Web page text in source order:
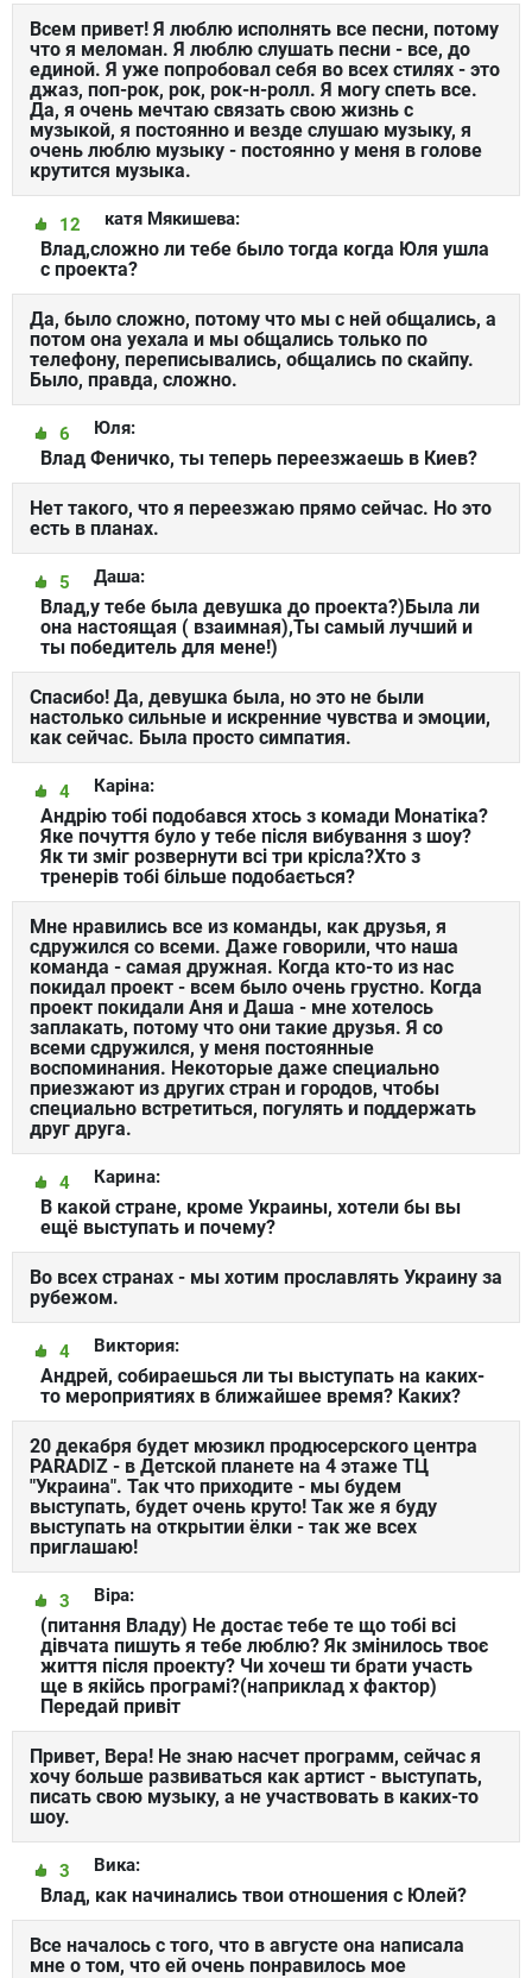
Всем привет! Я люблю исполнять все песни, потому
что я меломан. Я люблю слушать песни - все, до
единой. Я уже попробовал себя во всех стилях - это
джаз, поп-рок, рок, рок-н-ролл. Я могу спеть все.
Да, я очень мечтаю связать свою жизнь с
музыкой, я постоянно и везде слушаю музыку, я
очень люблю музыку - постоянно у меня в голове
крутится музыка.
катя Мякишева:
12
Влад,сложно ли тебе было тогда когда Юля ушла
с проекта?
Да, было сложно, потому что мы с ней общались, а
потом она уехала и мы общались только по
телефону, переписывались, общались по скайпу.
Было, правда, сложно.
Юля:
6
Влад Феничко, ты теперь переезжаешь в Киев?
Нет такого, что я переезжаю прямо сейчас. Но это
есть в планах.
Даша:
5
Влад,у тебе была девушка до проекта?)Была ли
она настоящая ( взаимная),Ты самый лучший и
ты победитель для мене!)
Спасибо! Да, девушка была, но это не были
настолько сильные и искренние чувства и эмоции,
как сейчас. Была просто симпатия.
Каріна:
4
Андрію тобі подобався хтось з комади Монатіка?
Яке почуття було у тебе після вибування з шоу?
Як ти зміг розвернути всі три крісла?Хто з
тренерів тобі більше подобається?
Мне нравились все из команды, как друзья, я
сдружился со всеми. Даже говорили, что наша
команда - самая дружная. Когда кто-то из нас
покидал проект - всем было очень грустно. Когда
проект покидали Аня и Даша - мне хотелось
заплакать, потому что они такие друзья. Я со
всеми сдружился, у меня постоянные
воспоминания. Некоторые даже специально
приезжают из других стран и городов, чтобы
специально встретиться, погулять и поддержать
друг друга.
Карина:
4
В какой стране, кроме Украины, хотели бы вы
ещё выступать и почему?
Во всех странах - мы хотим прославлять Украину за
рубежом.
Виктория:
4
Андрей, собираешься ли ты выступать на каких-
то мероприятиях в ближайшее время? Каких?
20 декабря будет мюзикл продюсерского центра
PARADIZ - в Детской планете на 4 этаже ТЦ
"Украина". Так что приходите - мы будем
выступать, будет очень круто! Так же я буду
выступать на открытии ёлки - так же всех
приглашаю!
Віра:
3
(питання Владу) Не достає тебе те що тобі всі
дівчата пишуть я тебе люблю? Як змінилось твоє
життя після проекту? Чи хочеш ти брати участь
ще в якійсь програмі?(наприклад х фактор)
Передай привіт
Привет, Вера! Не знаю насчет программ, сейчас я
хочу больше развиваться как артист - выступать,
писать свою музыку, а не участвовать в каких-то
шоу.
Вика:
3
Влад, как начинались твои отношения с Юлей?
Все началось с того, что в августе она написала
мне о том, что ей очень понравилось мое